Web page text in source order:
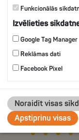
Funkcionālās
Izvēlieties
Google Tag Manager
Reklāmas dati
Facebook Pixel
Noraidīt visas
Apstiprinu visas